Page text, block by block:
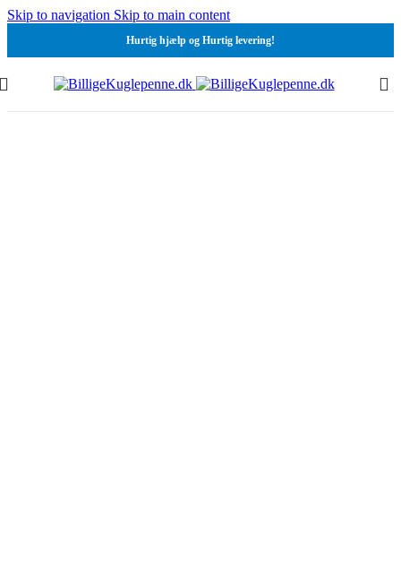
Skip to navigation Skip to main content
Hurtig hjælp og Hurtig levering!